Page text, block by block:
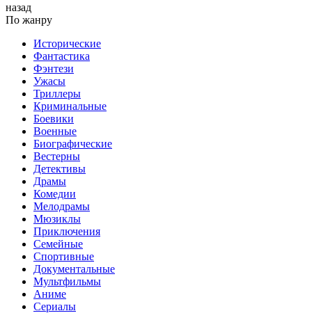
назад
По жанру
Исторические
Фантастика
Фэнтези
Ужасы
Триллеры
Криминальные
Боевики
Военные
Биографические
Вестерны
Детективы
Драмы
Комедии
Мелодрамы
Мюзиклы
Приключения
Семейные
Спортивные
Документальные
Мультфильмы
Аниме
Сериалы